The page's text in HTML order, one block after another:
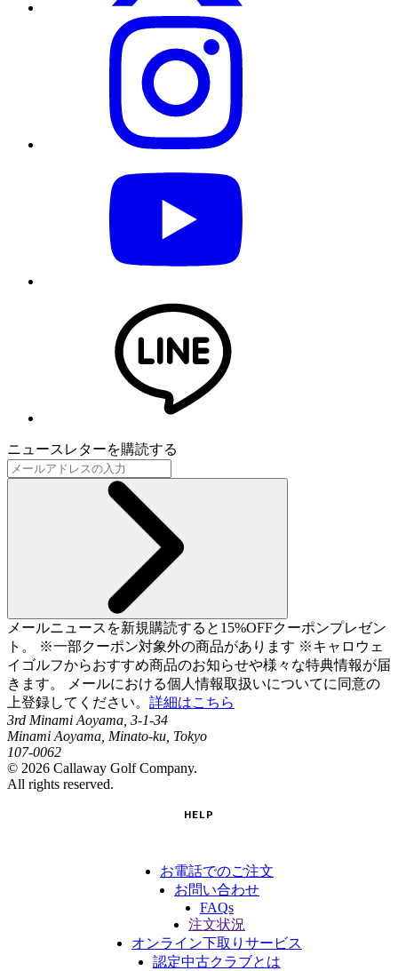
ニュースレターを購読する
メールニュースを新規購読すると15%OFFクーポンプレゼン
ト。 ※一部クーポン対象外の商品があります ※キャロウェ
イゴルフからおすすめ商品のお知らせや様々な特典情報が届
きます。 メールにおける個人情報取扱いについてに同意の
上登録してください。 詳細はこちら
3rd Minami Aoyama, 3-1-34
Minami Aoyama, Minato-ku, Tokyo
107-0062
© 2026 Callaway Golf Company.
All rights reserved.
HELP
お電話でのご注文
お問い合わせ
FAQs
注文状況
オンライン下取りサービス
認定中古クラブとは